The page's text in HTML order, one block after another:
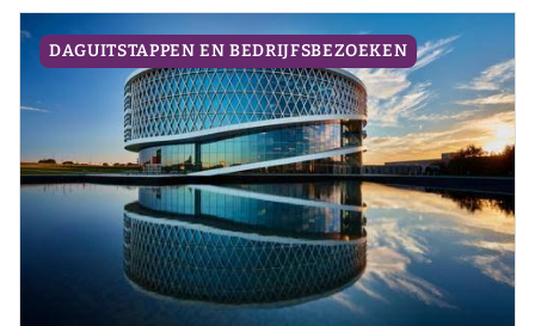
DAGUITSTAPPEN EN BEDRIJFSBEZOEKEN